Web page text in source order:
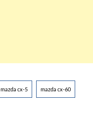
mazda cx-5 mazda cx-60